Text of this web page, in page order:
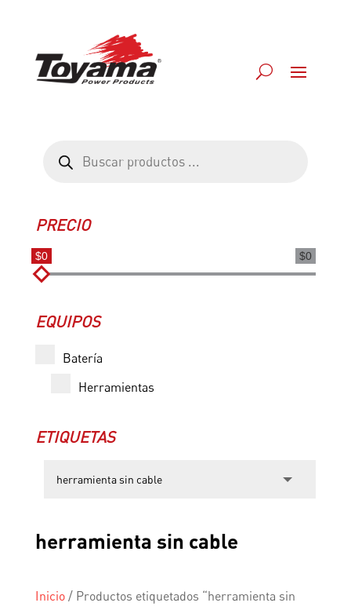
productos
PRECIO
$0
$0
EQUIPOS
Batería
Herramientas
ETIQUETAS
herramienta sin cable
Inicio/ Productos etiquetados “herramienta sin